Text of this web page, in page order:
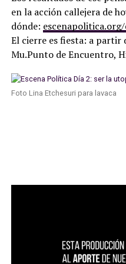
en la acción callejera de
dónde:
El cierre es fiesta: a partir
Mu.Punto de Encuentro,
Foto Lina Etchesuri para lavaca